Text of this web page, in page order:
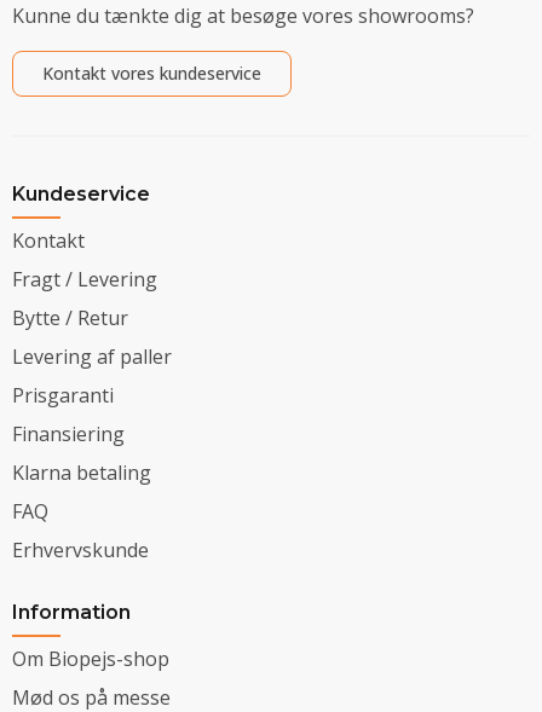
Kunne du tænkte dig at besøge vores showrooms?
Kontakt vores kundeservice
Kundeservice
Kontakt
Fragt / Levering
Bytte / Retur
Levering af paller
Prisgaranti
Finansiering
Klarna betaling
FAQ
Erhvervskunde
Information
Om Biopejs-shop
Mød os på messe